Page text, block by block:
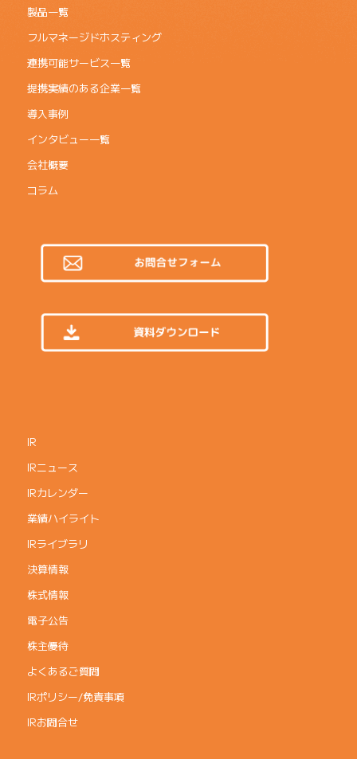
製品一覧
フルマネージドホスティング
連携可能サービス一覧
提携実績のある企業一覧
導入事例
インタビュー一覧
会社概要
コラム
IR
IRニュース
IRカレンダー
業績ハイライト
IRライブラリ
決算情報
株式情報
電子公告
株主優待
よくあるご質問
IRポリシー/免責事項
IRお問合せ